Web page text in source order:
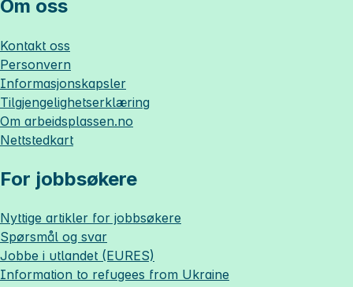
Om oss
Kontakt oss
Personvern
Informasjonskapsler
Tilgjengelighetserklæring
Om arbeidsplassen.no
Nettstedkart
For jobbsøkere
Nyttige artikler for jobbsøkere
Spørsmål og svar
Jobbe i utlandet (EURES)
Information to refugees from Ukraine